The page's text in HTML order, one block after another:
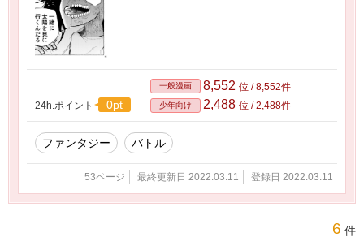
24h.ポイント 0pt
一般漫画 8,552 位 / 8,552件
少年向け 2,488 位 / 2,488件
ファンタジー バトル
53ページ 最終更新日 2022.03.11 登録日 2022.03.11
6 件